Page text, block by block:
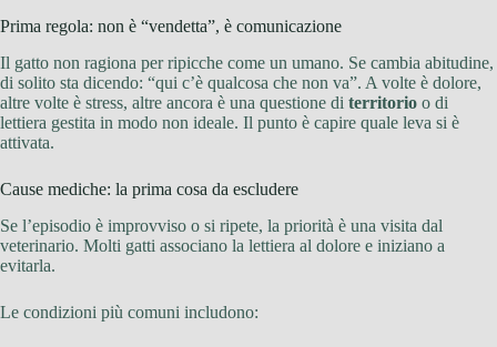
Prima regola: non è “vendetta”, è comunicazione
Il gatto non ragiona per ripicche come un umano. Se cambia abitudine,
di solito sta dicendo: “qui c’è qualcosa che non va”. A volte è dolore,
altre volte è stress, altre ancora è una questione di territorio o di
lettiera gestita in modo non ideale. Il punto è capire quale leva si è
attivata.
Cause mediche: la prima cosa da escludere
Se l’episodio è improvviso o si ripete, la priorità è una visita dal
veterinario. Molti gatti associano la lettiera al dolore e iniziano a
evitarla.
Le condizioni più comuni includono: